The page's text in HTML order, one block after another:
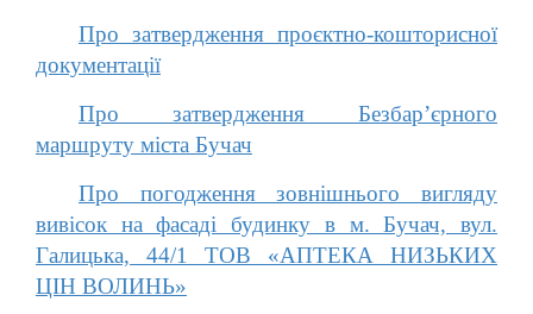
Про затвердження проєктно-кошторисної
документації
Про затвердження Безбар’єрного
маршруту міста Бучач
Про погодження зовнішнього вигляду
вивісок на фасаді будинку в м. Бучач, вул.
Галицька, 44/1 ТОВ «АПТЕКА НИЗЬКИХ
ЦІН ВОЛИНЬ»